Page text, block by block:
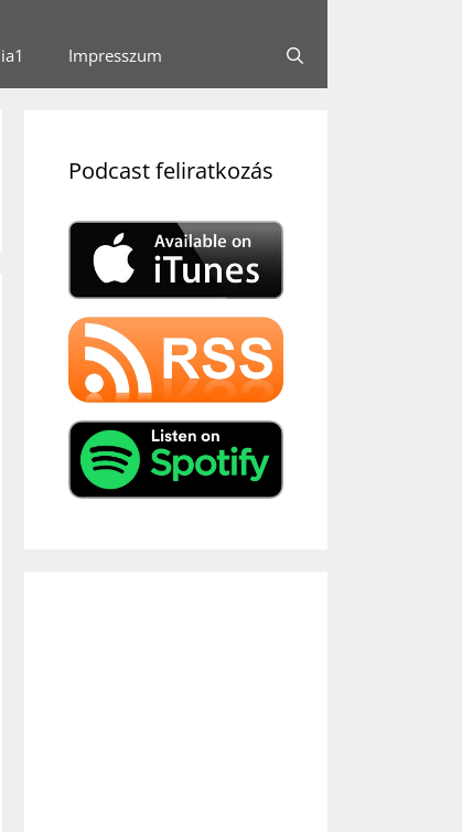
Impresszum
Podcast feliratkozás